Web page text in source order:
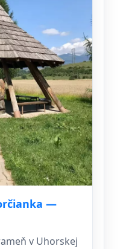
—
v Uhorskej